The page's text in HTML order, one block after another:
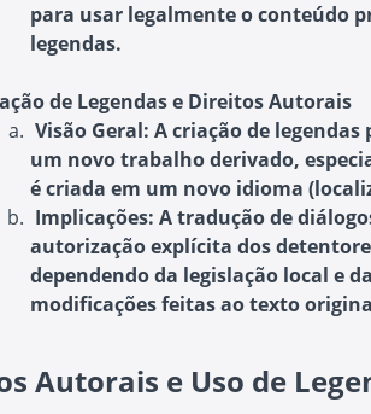
para usar legalmente o conteúdo
legendas.
de Legendas e Direitos Autorais
Visão Geral: A criação de
um novo trabalho derivado,
é criada em um novo idioma
Implicações: A tradução de
autorização explícita dos
dependendo da legislação local e
modificações feitas ao texto
Autorais e Uso de